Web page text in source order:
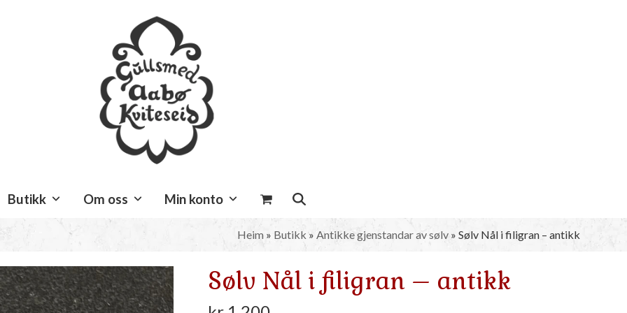
Butikk Om oss Min konto
Heim» Butikk» Antikke gjenstandar av sølv» Sølv Nål i filigran – antikk
Sølv Nål i filigran – antikk